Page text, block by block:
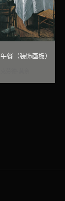
午餐（装饰画板）